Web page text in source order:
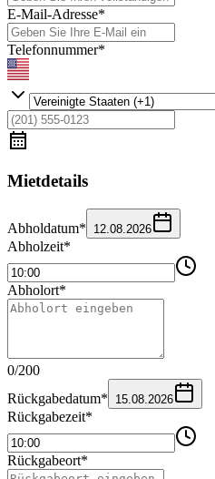
E-Mail-Adresse*
Telefonnummer*
Mietdetails
Abholdatum* 12.08.2026
Abholzeit*
Abholort*
0/200
Rückgabedatum* 15.08.2026
Rückgabezeit*
Rückgabeort*